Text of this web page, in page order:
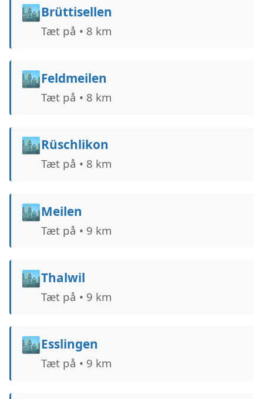
🏙️Brüttisellen
Tæt på • 8 km
🏙️Feldmeilen
Tæt på • 8 km
🏙️Rüschlikon
Tæt på • 8 km
🏙️Meilen
Tæt på • 9 km
🏙️Thalwil
Tæt på • 9 km
🏙️Esslingen
Tæt på • 9 km